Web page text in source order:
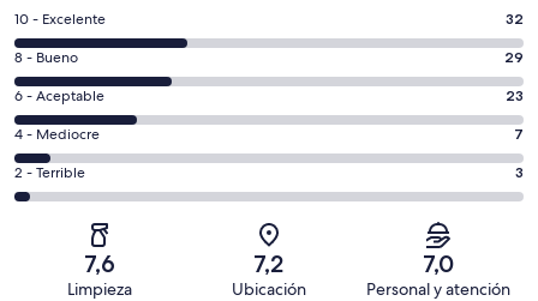
Evaluación:
10
-
Excelente.
32
de
94
opiniones
10 - Excelente 32
Evaluación:
8
-
Bueno.
29
de
94
opiniones
8 - Bueno 29
Evaluación:
6
-
Aceptable.
23
opiniones
6 - Aceptable 23
Evaluación:
4
-
4 - Mediocre 7
Evaluación:
2
2 - Terrible 3
7,6
Limpieza
7,2
Ubicación
7,0
Personal y atención